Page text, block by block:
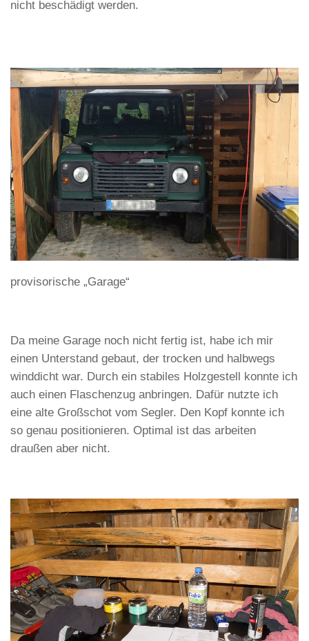
nicht beschädigt werden.
provisorische „Garage“
Da meine Garage noch nicht fertig ist, habe ich mir
einen Unterstand gebaut, der trocken und halbwegs
winddicht war. Durch ein stabiles Holzgestell konnte ich
auch einen Flaschenzug anbringen. Dafür nutzte ich
eine alte Großschot vom Segler. Den Kopf konnte ich
so genau positionieren. Optimal ist das arbeiten
draußen aber nicht.